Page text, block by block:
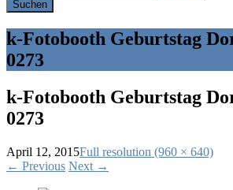
k-Fotobooth Geburtstag
0273
k-Fotobooth Geburtstag
0273
April 12, 2015Full resolution (960 × 640)
← Previous Next →